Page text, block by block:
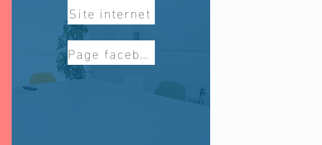
Site internet
Page facebook